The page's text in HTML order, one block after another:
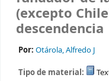
(excepto
descendencia
Por: Otárola, Alfredo J
Tipo de material: